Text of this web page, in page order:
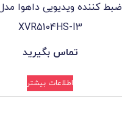
XVR5104HS-I3
تماس بگیرید
اطلاعات بیشتر